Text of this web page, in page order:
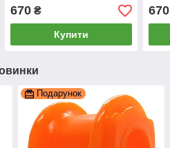
важеля Lexus Sc, PP-
2030c
670₴
Купити
670
Подарунок